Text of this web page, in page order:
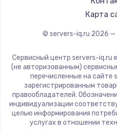
900
Установка /
1300
1400
Карта
© servers-iq.ru 2026 —
Сервисный центр servers-iq.ru
(не авторизованным)
перечисленные на сайте
зарегистрированным
правообладателей.
индивидуализации
целью информирования
услугах в отношении